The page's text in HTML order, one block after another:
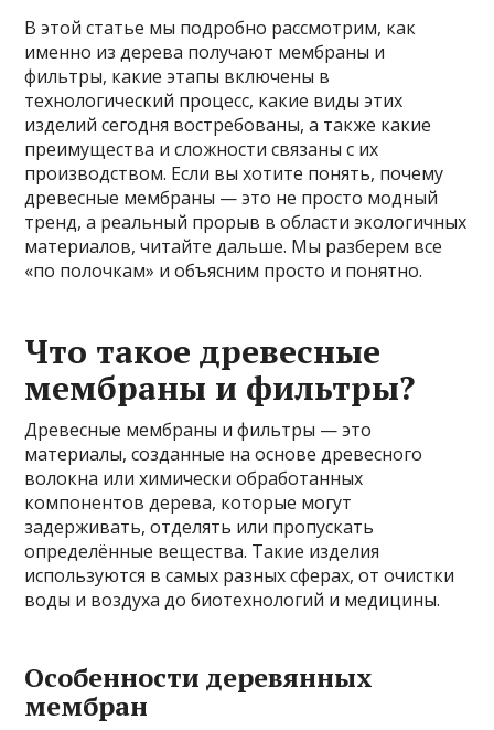
В этой статье мы подробно рассмотрим, как
именно из дерева получают мембраны и
фильтры, какие этапы включены в
технологический процесс, какие виды этих
изделий сегодня востребованы, а также какие
преимущества и сложности связаны с их
производством. Если вы хотите понять, почему
древесные мембраны — это не просто модный
тренд, а реальный прорыв в области экологичных
материалов, читайте дальше. Мы разберем все
«по полочкам» и объясним просто и понятно.
Что такое древесные
мембраны и фильтры?
Древесные мембраны и фильтры — это
материалы, созданные на основе древесного
волокна или химически обработанных
компонентов дерева, которые могут
задерживать, отделять или пропускать
определённые вещества. Такие изделия
используются в самых разных сферах, от очистки
воды и воздуха до биотехнологий и медицины.
Особенности деревянных
мембран